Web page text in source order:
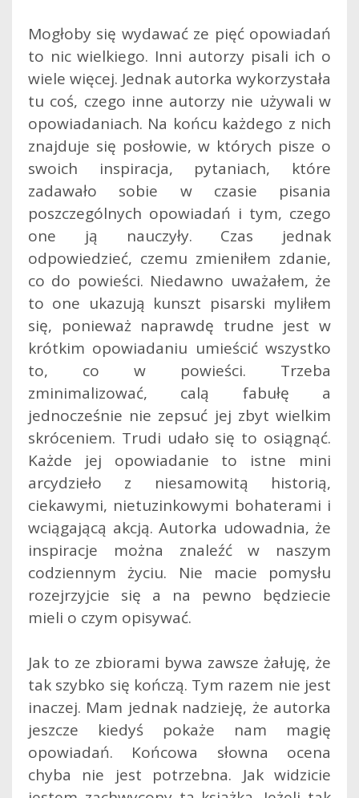
Mogłoby się wydawać ze pięć opowiadań
to nic wielkiego. Inni autorzy pisali ich o
wiele więcej. Jednak autorka wykorzystała
tu coś, czego inne autorzy nie używali w
opowiadaniach. Na końcu każdego z nich
znajduje się posłowie, w których pisze o
swoich inspiracja, pytaniach, które
zadawało sobie w czasie pisania
poszczególnych opowiadań i tym, czego
one ją nauczyły. Czas jednak
odpowiedzieć, czemu zmieniłem zdanie,
co do powieści. Niedawno uważałem, że
to one ukazują kunszt pisarski myliłem
się, ponieważ naprawdę trudne jest w
krótkim opowiadaniu umieścić wszystko
to, co w powieści. Trzeba
zminimalizować, calą fabułę a
jednocześnie nie zepsuć jej zbyt wielkim
skróceniem. Trudi udało się to osiągnąć.
Każde jej opowiadanie to istne mini
arcydzieło z niesamowitą historią,
ciekawymi, nietuzinkowymi bohaterami i
wciągającą akcją. Autorka udowadnia, że
inspiracje można znaleźć w naszym
codziennym życiu. Nie macie pomysłu
rozejrzyjcie się a na pewno będziecie
mieli o czym opisywać.
Jak to ze zbiorami bywa zawsze żałuję, że
tak szybko się kończą. Tym razem nie jest
inaczej. Mam jednak nadzieję, że autorka
jeszcze kiedyś pokaże nam magię
opowiadań. Końcowa słowna ocena
chyba nie jest potrzebna. Jak widzicie